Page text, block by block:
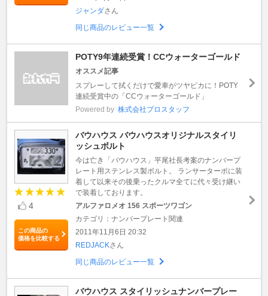
ジャンダさん
同じ商品のレビュー一覧
POTY9年連続受賞！CCウォーターゴールド
オススメ記事
スプレーして拭くだけで愛車がツヤピカに！POTY
連続受賞中の「CCウォーターゴールド」
Powered by 株式会社プロスタッフ
4
この商品の
価格を比較する
バウハウス バウハウスオリジナルスタイリ
ッシュボルト
今は亡き「バウハウス」平尾社長考案のナンバープ
レート用ステンレス製ボルト。 ランサーターボに装
着して以来その後乗ったクルマ全てに代々受け継い
で装着しております。
アルファロメオ 156 スポーツワゴン
カテゴリ：ナンバープレート関連
2011年11月6日 20:32
REDJACKさん
同じ商品のレビュー一覧
バウハウス スタイリッシュナンバープレー